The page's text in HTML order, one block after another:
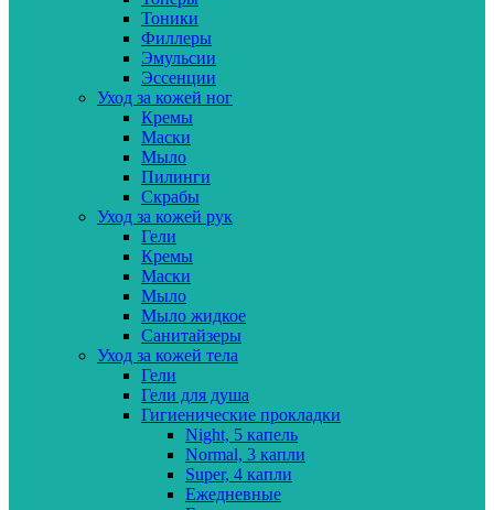
Тоники
Филлеры
Эмульсии
Эссенции
Уход за кожей ног
Кремы
Маски
Мыло
Пилинги
Скрабы
Уход за кожей рук
Гели
Кремы
Маски
Мыло
Мыло жидкое
Санитайзеры
Уход за кожей тела
Гели
Гели для душа
Гигиенические прокладки
Night, 5 капель
Normal, 3 капли
Super, 4 капли
Ежедневные